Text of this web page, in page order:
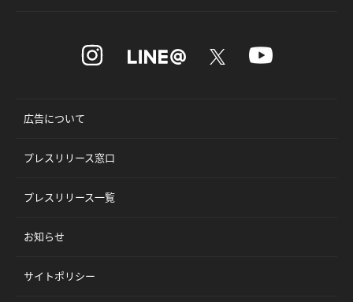
広告について
プレスリリース窓口
プレスリリース一覧
お知らせ
サイトポリシー